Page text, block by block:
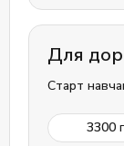
Для
Старт
3300